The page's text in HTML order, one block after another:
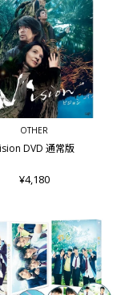
OTHER
DVD 通常版
¥4,180